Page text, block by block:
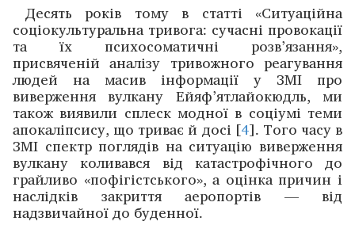
Десять років тому в статті «Ситуаційна
соціокуль­ту­ральна тривога: сучасні провокації
та їх ­психосоматичні розв’язання»,
присвяченій аналізу тривожного ­реагування
людей на масив інформації у ЗМІ про
виверження вулкану Ейяф’ятлайокюдль, ми
також виявили сплеск ­модної в соціумі теми
апокаліпсису, що триває й досі [4]. Того часу в
ЗМІ спектр поглядів на ситуацію виверження
вулкану коливався від катастрофічного до
грайливо «пофігістського», а оцінка причин і
наслідків закриття аеро­портів — від
надзвичайної до буденної.